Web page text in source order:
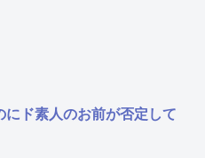
ド素人のお前が否定して